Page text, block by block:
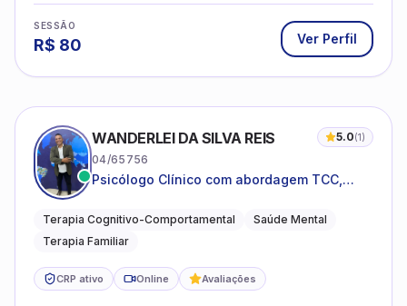
SESSÃO
R$ 80 Ver Perfil
WANDERLEI DA SILVA REIS 5.0(1)
04/65756
Psicólogo Clínico com abordagem TCC,
sistêmica
Terapia Cognitivo-Comportamental
Saúde Mental
Terapia Familiar
CRP ativo Online Avaliações